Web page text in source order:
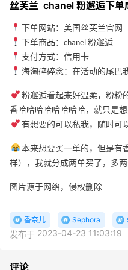
丝芙兰 chanel 粉邂逅下单
下单网站：美国丝芙兰官网
下单商品：chanel 粉邂逅
支付方式：信用卡
海淘碎碎念：在活动的尾巴
粉邂逅看起来好温柔，粉粉
香哈哈哈哈哈哈哈哈，就只是想
有想要的可以私我，随时可
本来想要买一单的，但是有
样），我就分成两单买了，多两
图片源于网络，侵权删除
香奈儿 Sephora
发布于 2023-04-23 11:03:19
评论